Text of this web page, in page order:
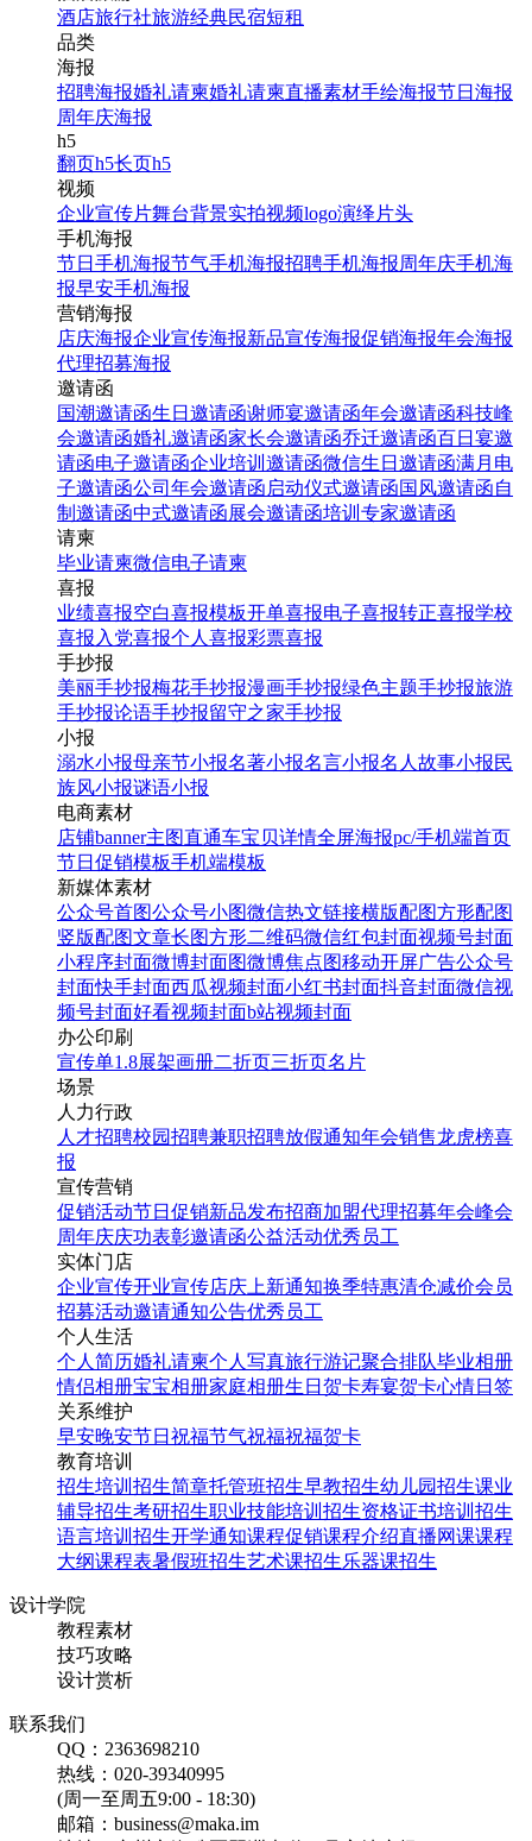
酒店旅行社旅游经典民宿短租
品类
海报
招聘海报婚礼请柬婚礼请柬直播素材手绘海报节日海报
周年庆海报
h5
翻页h5长页h5
视频
企业宣传片舞台背景实拍视频logo演绎 片头
手机海报
节日手机海报节气手机海报招聘手机海报周年庆手机海
报早安手机海报
营销海报
店庆海报企业宣传海报新品宣传海报促销海报年会海报
代理招募海报
邀请函
国潮邀请函生日邀请函谢师宴邀请函年会邀请函科技峰
会邀请函婚礼邀请函家长会邀请函乔迁邀请函百日宴邀
请函电子邀请函企业培训邀请函微信生日邀请函满月电
子邀请函公司年会邀请函 启动仪式邀请函国风邀请函自
制邀请函中式邀请函展会邀请函培训专家邀请函
请柬
毕业请柬微信电子请柬
喜报
业绩喜报空白喜报模板开单喜报电子喜报转正喜报学校
喜报 入党喜报个人喜报彩票喜报
手抄报
美丽手抄报梅花手抄报漫画手抄报绿色主题手抄报旅游
手抄报论语手抄报留守之家手抄报
小报
溺水小报母亲节小报名著小报名言小报名人故事小报民
族风小报谜语小报
电商素材
店铺banner主图直通车宝贝详情全屏海报pc/手机端首页
节日促销模板手机端模板
新媒体素材
公众号首图公众号小图微信热文链接横版配图方形配图
竖版配图文章长图方形二维码微信红包封面视频号封面
小程序封面微博封面图微博焦点图移动开屏广告公众号
封面快手封面西瓜视频封面小红书封面抖音封面微信视
频号封面好看视频封面b站视频封面
办公印刷
宣传单1.8展架画册二折页三折页名片
场景
人力行政
人才招聘校园招聘兼职招聘放假通知年会销售龙虎榜喜
报
宣传营销
促销活动节日促销新品发布招商加盟代理招募年会峰会
周年庆庆功表彰邀请函公益活动优秀员工
实体门店
企业宣传开业宣传店庆 上新通知换季特惠清仓减价会员
招募活动邀请通知公告优秀员工
个人生活
个人简历婚礼请柬个人写真旅行游记聚合排队毕业相册
情侣相册宝宝相册家庭相册生日贺卡寿宴贺卡心情日签
关系维护
早安晚安节日祝福节气祝福祝福贺卡
教育培训
招生培训 招生简章托管班招生早教招生幼儿园招生课业
辅导招生考研招生职业技能培训招生资格证书培训招生
语言培训招生开学通知课程促销课程介绍直播网课课程
大纲课程表暑假班招生艺术课招生乐器课招生
设计学院
教程素材
技巧攻略
设计赏析
联系我们
QQ：2363698210
热线：020-39340995
(周一至周五9:00 - 18:30)
邮箱：business@maka.im